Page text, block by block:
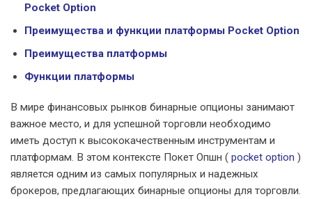
Pocket Option
Преимущества и функции платформы Pocket Option
Преимущества платформы
Функции платформы
В мире финансовых рынков бинарные опционы занимают
важное место, и для успешной торговли необходимо
иметь доступ к высококачественным инструментам и
платформам. В этом контексте Покет Опшн ( pocket option )
является одним из самых популярных и надежных
брокеров, предлагающих бинарные опционы для торговли.